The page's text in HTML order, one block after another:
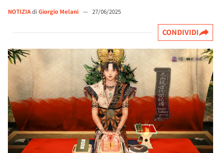
NOTIZIAdi Giorgio Melani — 27/06/2025
CONDIVIDI